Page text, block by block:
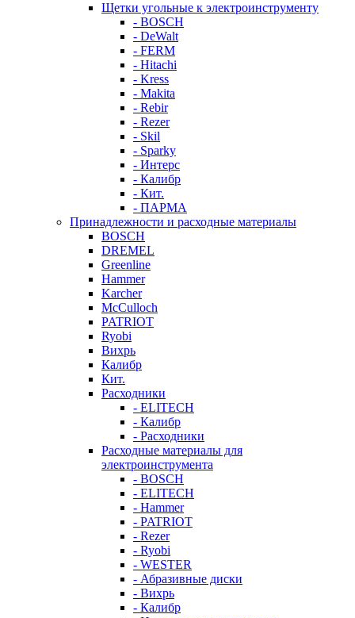
Щетки угольные к электроинструменту
- BOSCH
- DeWalt
- FERM
- Hitachi
- Kress
- Makita
- Rebir
- Rezer
- Skil
- Sparky
- Интерс
- Калибр
- Кит.
- ПАРМА
Принадлежности и расходные материалы
BOSCH
DREMEL
Greenline
Hammer
Karcher
McCulloch
PATRIOT
Ryobi
Вихрь
Калибр
Кит.
Расходники
- ELITECH
- Калибр
- Расходники
Расходные материалы для
электроинструмента
- BOSCH
- ELITECH
- Hammer
- PATRIOT
- Rezer
- Ryobi
- WESTER
- Абразивные диски
- Вихрь
- Калибр